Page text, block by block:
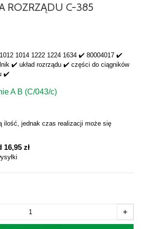
ROZRZĄDU C-385
1014 1222 1224 1634 ✔️ 80004017 ✔️
✔️ układ rozrządu ✔️ części do ciągników
✔️
A B (C/043/c)
ilość, jednak czas realizacji może się
16,95 zł
+